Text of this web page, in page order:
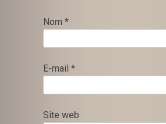
Nom *
E-mail *
Site web